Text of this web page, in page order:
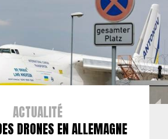
ACTUALITÉ
DRONES EN ALLEMAGNE